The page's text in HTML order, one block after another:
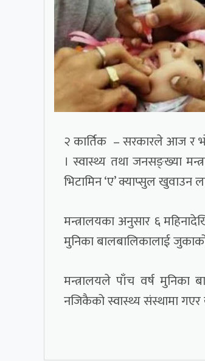
२ कार्तिक – सरकारले आज र
। स्वास्थ्य तथा जनसङ्ख्या
भिटामिन ‘ए’ क्याप्सुल खुवाउन
मन्त्रालयका अनुसार ६
मुनिका बालबालिकालाई
मन्त्रालयले पाँच वर्ष
नजिकैको स्वास्थ्य संस्थामा